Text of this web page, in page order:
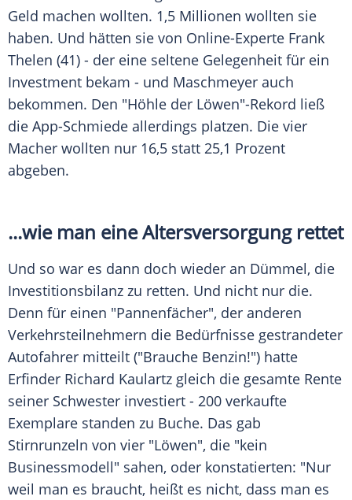
Geld machen wollten. 1,5 Millionen wollten sie
haben. Und hätten sie von Online-Experte Frank
Thelen (41) - der eine seltene Gelegenheit für ein
Investment bekam - und Maschmeyer auch
bekommen. Den "Höhle der Löwen"-Rekord ließ
die App-Schmiede allerdings platzen. Die vier
Macher wollten nur 16,5 statt 25,1 Prozent
abgeben.
...wie man eine Altersversorgung rettet
Und so war es dann doch wieder an Dümmel, die
Investitionsbilanz zu retten. Und nicht nur die.
Denn für einen "Pannenfächer", der anderen
Verkehrsteilnehmern die Bedürfnisse gestrandeter
Autofahrer mitteilt ("Brauche Benzin!") hatte
Erfinder Richard Kaulartz gleich die gesamte Rente
seiner Schwester investiert - 200 verkaufte
Exemplare standen zu Buche. Das gab
Stirnrunzeln von vier "Löwen", die "kein
Businessmodell" sahen, oder konstatierten: "Nur
weil man es braucht, heißt es nicht, dass man es